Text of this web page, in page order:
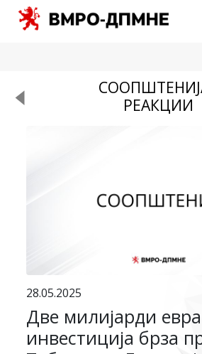
РЕАКЦИИ
28.05.2025
Две милијарди евра
инвестиција брза